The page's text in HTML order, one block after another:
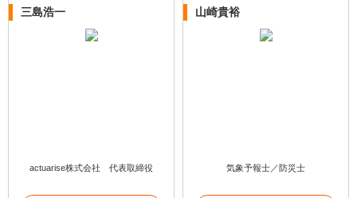
三島浩一
actuarise株式会社 代表取締役
山崎貴裕
気象予報士／防災士